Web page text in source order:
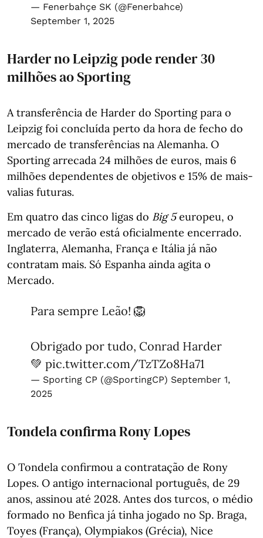
— Fenerbahçe SK (@Fenerbahce)
September 1, 2025
Harder no Leipzig pode render 30
milhões ao Sporting
A transferência de Harder do Sporting para o
Leipzig foi concluída perto da hora de fecho do
mercado de transferências na Alemanha. O
Sporting arrecada 24 milhões de euros, mais 6
milhões dependentes de objetivos e 15% de mais-
valias futuras.
Em quatro das cinco ligas do Big 5europeu, o
mercado de verão está oficialmente encerrado.
Inglaterra, Alemanha, França e Itália já não
contratam mais. Só Espanha ainda agita o
Mercado.
Para sempre Leão! 🦁
Obrigado por tudo, Conrad Harder
💚 pic.twitter.com/TzTZo8Ha71
— Sporting CP (@SportingCP) September 1,
2025
Tondela confirma Rony Lopes
O Tondela confirmou a contratação de Rony
Lopes. O antigo internacional português, de 29
anos, assinou até 2028. Antes dos turcos, o médio
formado no Benfica já tinha jogado no Sp. Braga,
Toyes (França), Olympiakos (Grécia), Nice